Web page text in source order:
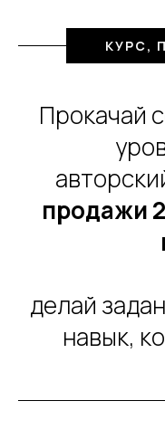
КУРС,
Прокачай
продажи
делай
навык,